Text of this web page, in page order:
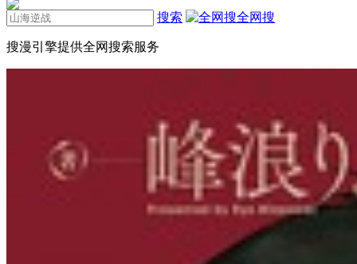
搜索 全网搜
搜漫引擎提供全网搜索服务